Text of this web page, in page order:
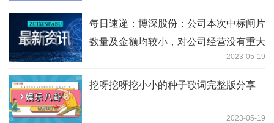
每日速递：博深股份：公司本次中标闸片
数量及金额均较小，对公司经营没有重大
2023-05-19
挖呀挖呀挖小小的种子歌词完整版分享
2023-05-19